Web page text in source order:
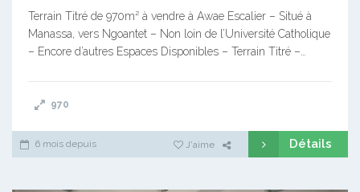
Terrain Titré de 970m² à vendre à Awae Escalier – Situé à
Manassa, vers Ngoantet – Non loin de l’Université Catholique
– Encore d’autres Espaces Disponibles – Terrain Titré –…
970
6 mois depuis J'aime Détails